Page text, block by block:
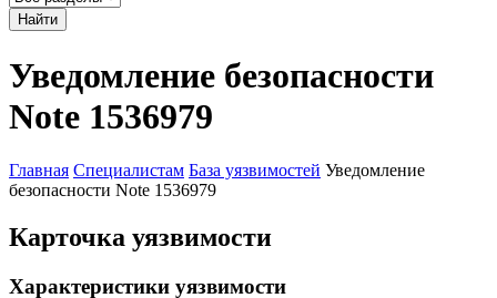
Найти
Уведомление безопасности
Note 1536979
Главная Специалистам База уязвимостей Уведомление
безопасности Note 1536979
Карточка уязвимости
Характеристики уязвимости